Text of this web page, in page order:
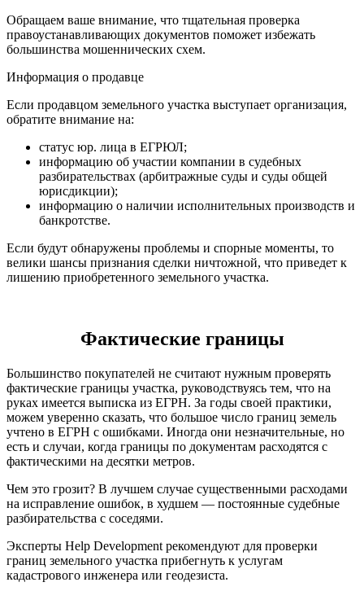
Обращаем ваше внимание, что тщательная проверка
правоустанавливающих документов поможет избежать
большинства мошеннических схем.
Информация о продавце
Если продавцом земельного участка выступает организация,
обратите внимание на:
статус юр. лица в ЕГРЮЛ;
информацию об участии компании в судебных
разбирательствах (арбитражные суды и суды общей
юрисдикции);
информацию о наличии исполнительных производств и
банкротстве.
Если будут обнаружены проблемы и спорные моменты, то
велики шансы признания сделки ничтожной, что приведет к
лишению приобретенного земельного участка.
Фактические границы
Большинство покупателей не считают нужным проверять
фактические границы участка, руководствуясь тем, что на
руках имеется выписка из ЕГРН. За годы своей практики,
можем уверенно сказать, что большое число границ земель
учтено в ЕГРН с ошибками. Иногда они незначительные, но
есть и случаи, когда границы по документам расходятся с
фактическими на десятки метров.
Чем это грозит? В лучшем случае существенными расходами
на исправление ошибок, в худшем — постоянные судебные
разбирательства с соседями.
Эксперты Help Development рекомендуют для проверки
границ земельного участка прибегнуть к услугам
кадастрового инженера или геодезиста.